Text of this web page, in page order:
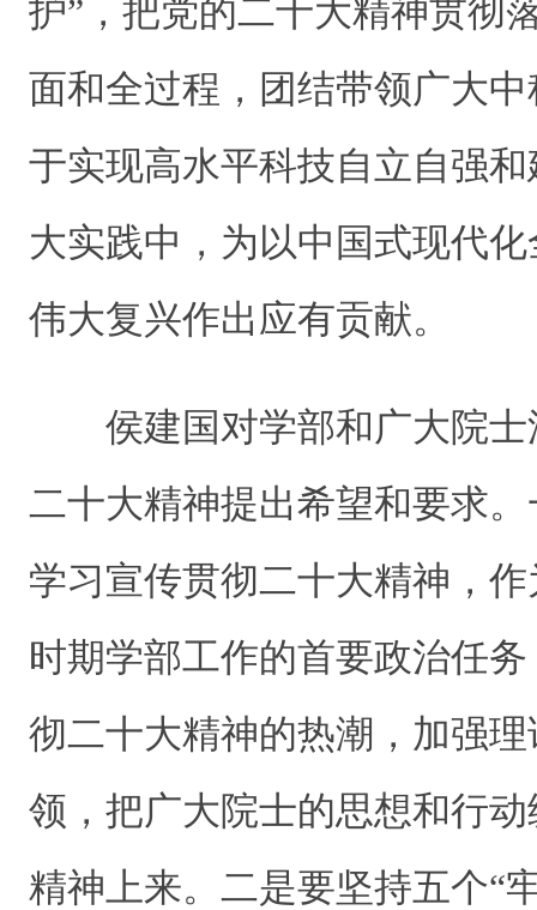
护”，把党的二十大精神贯彻
面和全过程，团结带领广大
于实现高水平科技自立自强
大实践中，为以中国式现代
伟大复兴作出应有贡献。
侯建国对学部和广大院士
二十大精神提出希望和要求
学习宣传贯彻二十大精神，
时期学部工作的首要政治任
彻二十大精神的热潮，加强
领，把广大院士的思想和行
精神上来。二是要坚持五个“